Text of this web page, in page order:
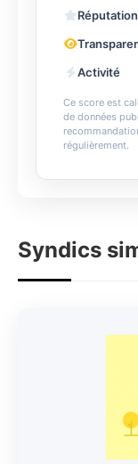
Réputation
Activité
Ce score est
de données
régulièrement.
Syndics